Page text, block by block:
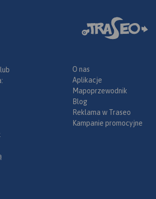
O nas
Aplikacje
Mapoprzewodnik
Blog
Reklama w Traseo
Kampanie promocyjne